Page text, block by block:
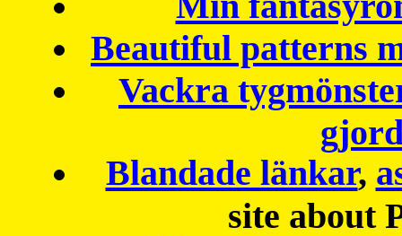
Beautiful patterns
Vackra
Blandade länkar,
site about